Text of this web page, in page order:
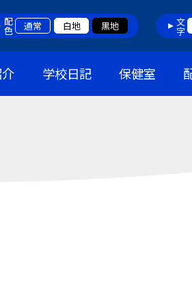
配色 通常 白地 黒地 文字
学校日記 保健室